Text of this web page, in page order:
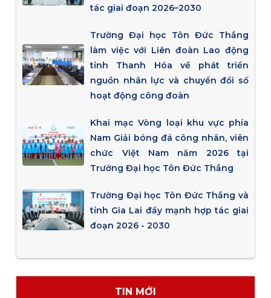
tác giai đoạn 2026–2030
Trường Đại học Tôn Đức Thắng
làm việc với Liên đoàn Lao động
tỉnh Thanh Hóa về phát triển
nguồn nhân lực và chuyển đổi số
hoạt động công đoàn
Khai mạc Vòng loại khu vực phía
Nam Giải bóng đá công nhân, viên
chức Việt Nam năm 2026 tại
Trường Đại học Tôn Đức Thắng
Trường Đại học Tôn Đức Thắng và
tỉnh Gia Lai đẩy mạnh hợp tác giai
đoạn 2026 - 2030
TIN MỚI